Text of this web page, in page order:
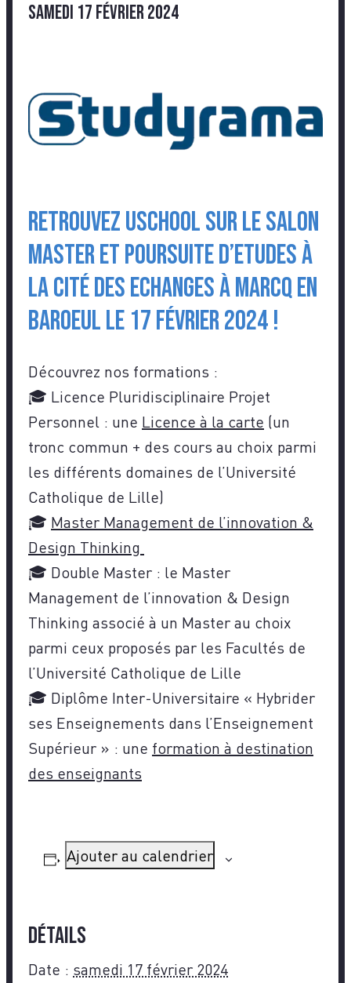
samedi 17 février 2024
Retrouvez USCHOOL sur le salon
Master et Poursuite d’Etudes à
la Cité des Echanges à Marcq en
Baroeul le 17 février 2024 !
Découvrez nos formations :
🎓 Licence Pluridisciplinaire Projet
Personnel : une Licence à la carte (un
tronc commun + des cours au choix parmi
les différents domaines de l’Université
Catholique de Lille)
🎓 Master Management de l’innovation &
Design Thinking
🎓 Double Master : le Master
Management de l’innovation & Design
Thinking associé à un Master au choix
parmi ceux proposés par les Facultés de
l’Université Catholique de Lille
🎓 Diplôme Inter-Universitaire « Hybrider
ses Enseignements dans l’Enseignement
Supérieur » : une formation à destination
des enseignants
Ajouter au calendrier
Détails
Date : samedi 17 février 2024